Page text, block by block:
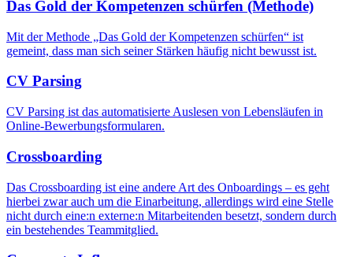
Das Gold der Kompetenzen schürfen (Methode)
Mit der Methode „Das Gold der Kompetenzen schürfen“ ist
gemeint, dass man sich seiner Stärken häufig nicht bewusst ist.
CV Parsing
CV Parsing ist das automatisierte Auslesen von Lebensläufen in
Online-Bewerbungsformularen.
Crossboarding
Das Crossboarding ist eine andere Art des Onboardings – es geht
hierbei zwar auch um die Einarbeitung, allerdings wird eine Stelle
nicht durch eine:n externe:n Mitarbeitenden besetzt, sondern durch
ein bestehendes Teammitglied.